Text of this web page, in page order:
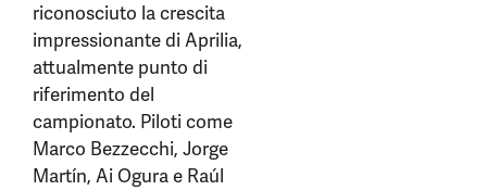
riconosciuto la crescita
impressionante di Aprilia,
attualmente punto di
riferimento del
campionato. Piloti come
Marco Bezzecchi, Jorge
Martín, Ai Ogura e Raúl